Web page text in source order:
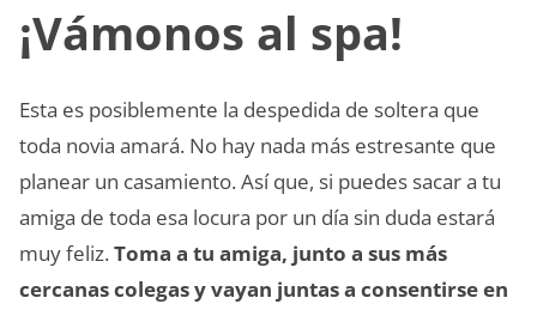
¡Vámonos al spa!
Esta es posiblemente la despedida de soltera que
toda novia amará. No hay nada más estresante que
planear un casamiento. Así que, si puedes sacar a tu
amiga de toda esa locura por un día sin duda estará
muy feliz.Toma a tu amiga, junto a sus más
cercanas colegas y vayan juntas a consentirse en